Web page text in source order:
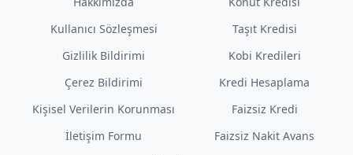
Kullanıcı Sözleşmesi
Gizlilik Bildirimi
Çerez Bildirimi
Kişisel Verilerin Korunması
İletişim Formu
Taşıt Kredisi
Kobi Kredileri
Kredi Hesaplama
Faizsiz Kredi
Faizsiz Nakit Avans